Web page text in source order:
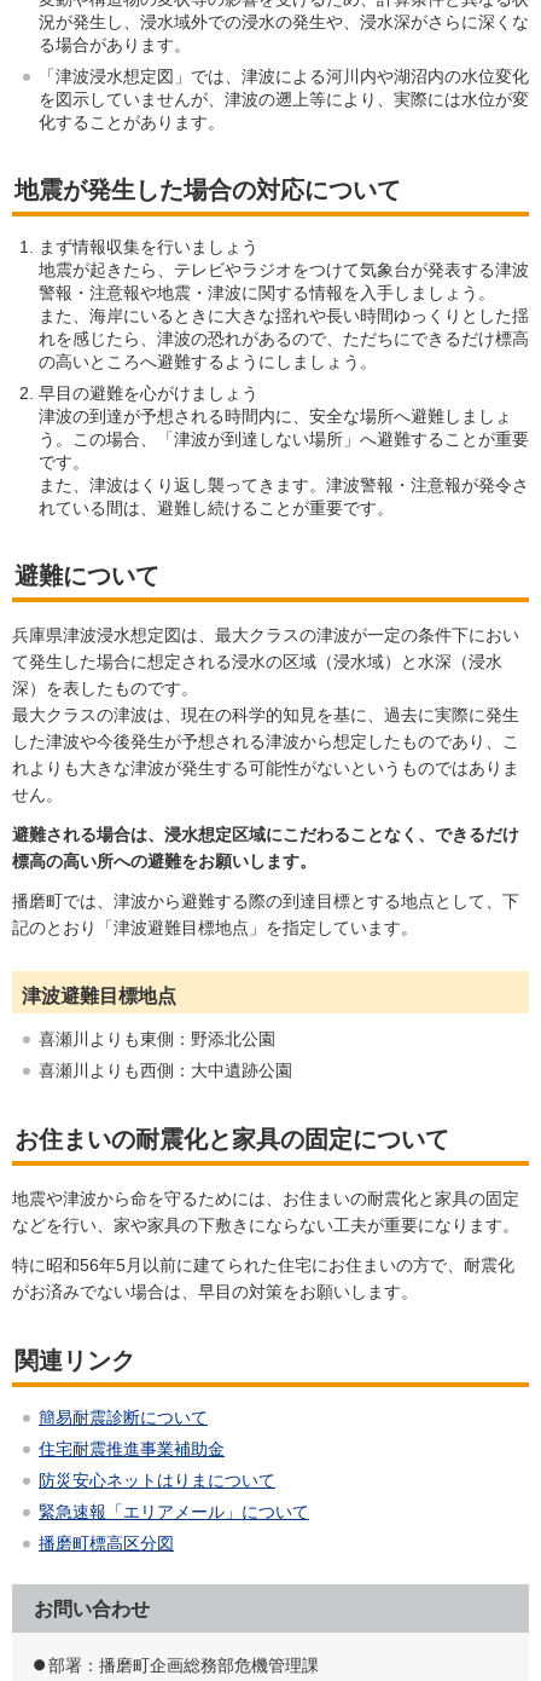
況が発生し、浸水域外での浸水の発生や、浸水深がさらに深くな
る場合があります。
「津波浸水想定図」では、津波による河川内や湖沼内の水位変化
を図示していませんが、津波の遡上等により、実際には水位が変
化することがあります。
地震が発生した場合の対応について
まず情報収集を行いましょう
地震が起きたら、テレビやラジオをつけて気象台が発表する津波
警報・注意報や地震・津波に関する情報を入手しましょう。
また、海岸にいるときに大きな揺れや長い時間ゆっくりとした揺
れを感じたら、津波の恐れがあるので、ただちにできるだけ標高
の高いところへ避難するようにしましょう。
早目の避難を心がけましょう
津波の到達が予想される時間内に、安全な場所へ避難しましょ
う。この場合、「津波が到達しない場所」へ避難することが重要
です。
また、津波はくり返し襲ってきます。津波警報・注意報が発令さ
れている間は、避難し続けることが重要です。
避難について
兵庫県津波浸水想定図は、最大クラスの津波が一定の条件下におい
て発生した場合に想定される浸水の区域（浸水域）と水深（浸水
深）を表したものです。
最大クラスの津波は、現在の科学的知見を基に、過去に実際に発生
した津波や今後発生が予想される津波から想定したものであり、こ
れよりも大きな津波が発生する可能性がないというものではありま
せん。
避難される場合は、浸水想定区域にこだわることなく、できるだけ
標高の高い所への避難をお願いします。
播磨町では、津波から避難する際の到達目標とする地点として、下
記のとおり「津波避難目標地点」を指定しています。
津波避難目標地点
喜瀬川よりも東側：野添北公園
喜瀬川よりも西側：大中遺跡公園
お住まいの耐震化と家具の固定について
地震や津波から命を守るためには、お住まいの耐震化と家具の固定
などを行い、家や家具の下敷きにならない工夫が重要になります。
特に昭和56年5月以前に建てられた住宅にお住まいの方で、耐震化
がお済みでない場合は、早目の対策をお願いします。
関連リンク
簡易耐震診断について
住宅耐震推進事業補助金
防災安心ネットはりまについて
緊急速報「エリアメール」について
播磨町標高区分図
お問い合わせ
部署：播磨町企画総務部危機管理課